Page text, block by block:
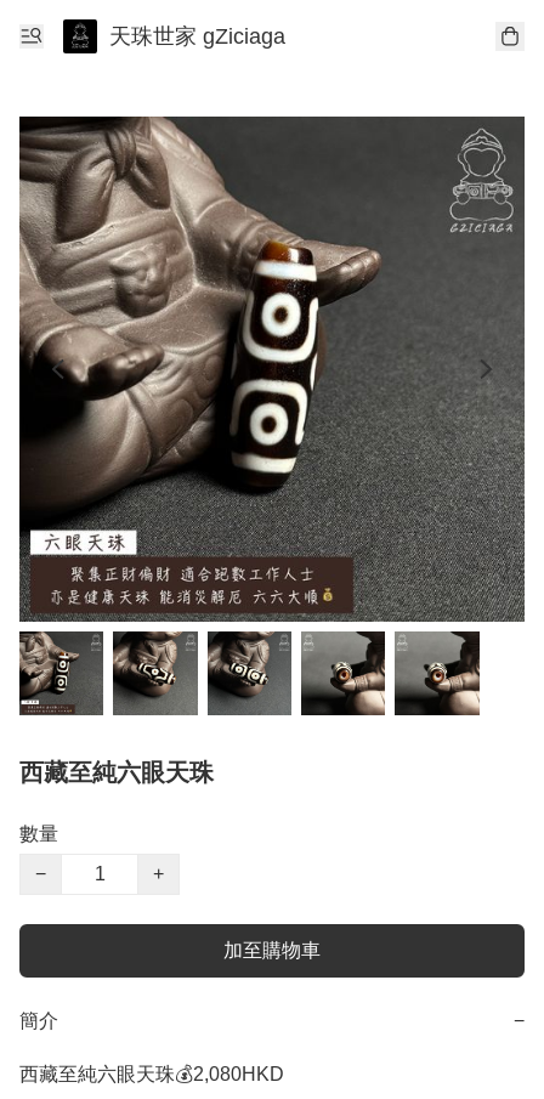
天珠世家 gZiciaga
西藏至純六眼天珠
數量
−
+
加至購物車
簡介 −
西藏至純六眼天珠💰2,080HKD